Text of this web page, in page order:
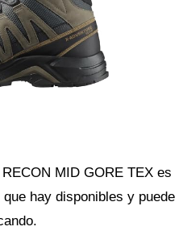
MID GORE TEX es
hay disponibles y puede